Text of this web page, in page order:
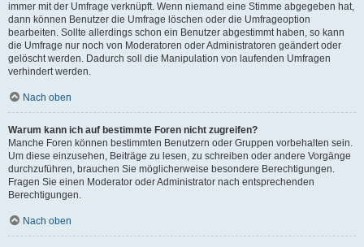
immer mit der Umfrage verknüpft. Wenn niemand eine Stimme abgegeben hat,
dann können Benutzer die Umfrage löschen oder die Umfrageoption
bearbeiten. Sollte allerdings schon ein Benutzer abgestimmt haben, so kann
die Umfrage nur noch von Moderatoren oder Administratoren geändert oder
gelöscht werden. Dadurch soll die Manipulation von laufenden Umfragen
verhindert werden.
Nach oben
Warum kann ich auf bestimmte Foren nicht zugreifen?
Manche Foren können bestimmten Benutzern oder Gruppen vorbehalten sein.
Um diese einzusehen, Beiträge zu lesen, zu schreiben oder andere Vorgänge
durchzuführen, brauchen Sie möglicherweise besondere Berechtigungen.
Fragen Sie einen Moderator oder Administrator nach entsprechenden
Berechtigungen.
Nach oben